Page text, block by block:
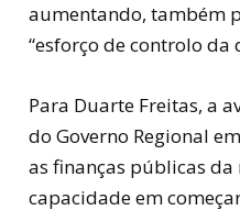
aumentando, também
“esforço de controlo da
Para Duarte Freitas, a
do Governo Regional
as finanças públicas da
capacidade em